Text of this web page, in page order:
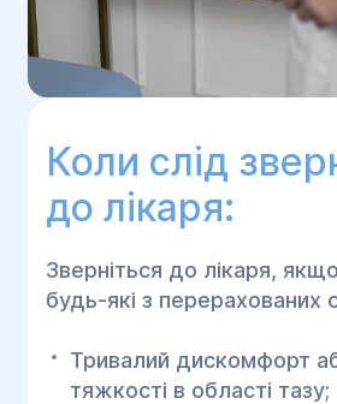
Коли слід
до лікаря:
Зверніться до лікаря,
будь-які з перерахованих
Тривалий дискомфорт
тяжкості в області тазу;